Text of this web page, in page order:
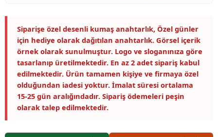
Siparişe özel desenli kumaş anahtarlık, Özel günler
için hediye olarak dağıtılan anahtarlık. Görsel içerik
örnek olarak sunulmuştur. Logo ve sloganınıza göre
tasarlanıp üretilmektedir. En az 2 adet sipariş kabul
edilmektedir. Ürün tamamen kişiye ve firmaya özel
olduğundan iadesi yoktur. İmalat süresi ortalama
15-25 gün aralığındadır. Sipariş ödemeleri peşin
olarak talep edilmektedir.